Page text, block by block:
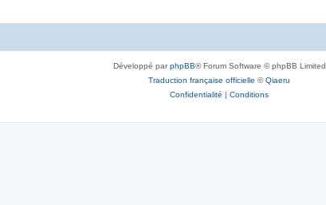
Développé parphpBB® Forum Software © phpBB Limited
Traduction française officielle ©Qiaeru
Confidentialité | Conditions